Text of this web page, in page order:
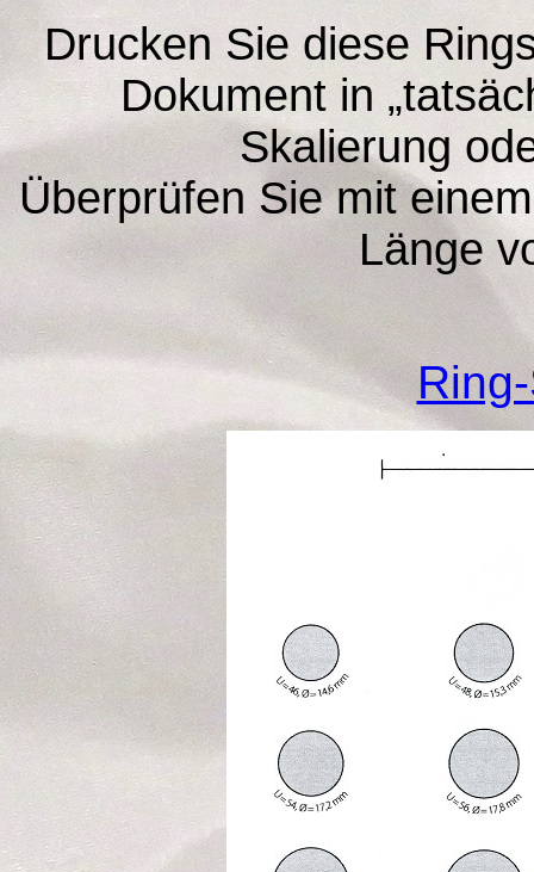
Drucken Sie diese
Dokument in
Skalierung
Überprüfen Sie mit
Länge